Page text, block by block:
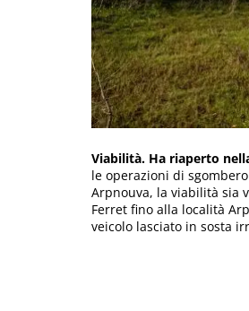
Viabilità. Ha riaperto
le operazioni di
Arpnouva, la viabilità sia
Ferret fino alla località
veicolo lasciato in sosta